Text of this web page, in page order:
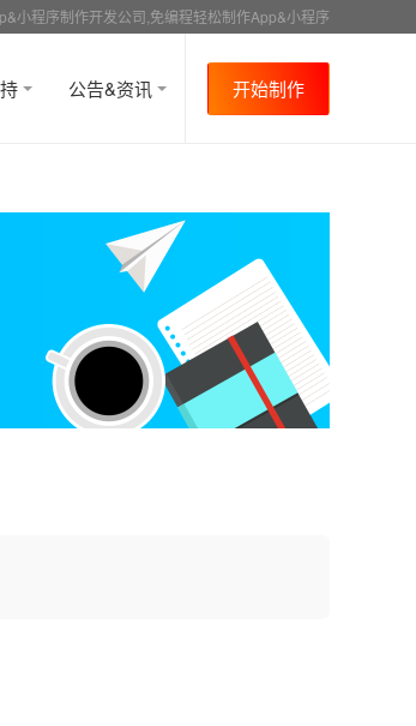
小程序制作开发公司,免编程轻松制作App&小程序
公告&资讯 开始制作